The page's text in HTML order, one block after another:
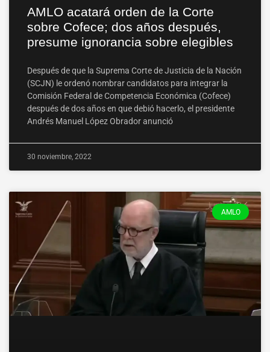
AMLO acatará orden de la Corte
sobre Cofece; dos años después,
presume ignorancia sobre elegibles
Después de que la Suprema Corte de Justicia de la Nación
(SCJN) le ordenó nombrar candidatos para integrar la
Comisión Federal de Competencia Económica (Cofece)
después de dos años en que debió hacerlo, el presidente
Andrés Manuel López Obrador anunció
30 noviembre, 2022
AMLO